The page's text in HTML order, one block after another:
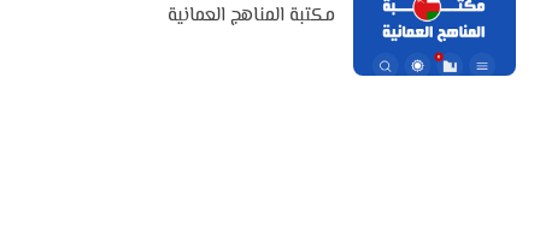
مكتبة المناهج العمانية